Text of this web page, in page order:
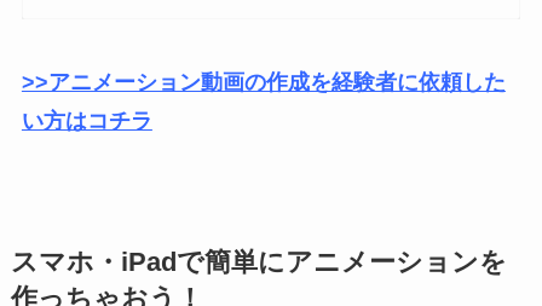
>>アニメーション動画の作成を経験者に依頼した
い方はコチラ
スマホ・iPadで簡単にアニメーションを
作っちゃおう！